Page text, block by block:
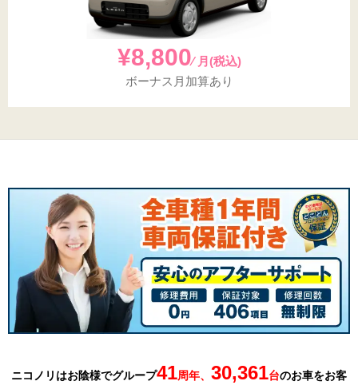
¥8,800⁄ 月(税込)
ボーナス月加算あり
ニコノリはお陰様でグループ41周年、 30,361台のお車をお客